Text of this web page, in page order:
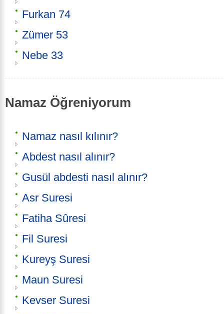
Furkan 74
Zümer 53
Nebe 33
Namaz Öğreniyorum
Namaz nasıl kılınır?
Abdest nasıl alınır?
Gusül abdesti nasıl alınır?
Asr Suresi
Fatiha Sûresi
Fil Suresi
Kureyş Suresi
Maun Suresi
Kevser Suresi